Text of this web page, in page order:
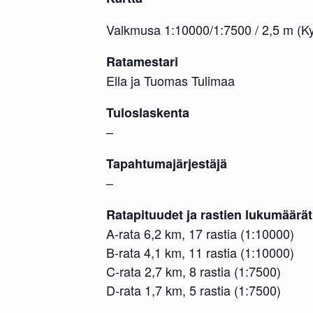
Valkmusa 1:10000/1:7500 / 2,5 m
Ratamestari
Ella ja Tuomas Tulimaa
Tuloslaskenta
–
Tapahtumajärjestäjä
–
Ratapituudet ja rastien lukumäärät
A-rata 6,2 km, 17 rastia (1:10000)
B-rata 4,1 km, 11 rastia (1:10000)
C-rata 2,7 km, 8 rastia (1:7500)
D-rata 1,7 km, 5 rastia (1:7500)